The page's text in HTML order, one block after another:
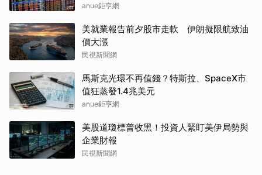
anue鉅亨網
美就業報告前夕股市走軟 伊朗擬限航致油
價大漲
民視新聞網
馬斯克光環不再值錢？特斯拉、SpaceX市
值狂蒸發1.4兆美元
anue鉅亨網
美股道瓊標普收黑！投資人緊盯美伊局勢與
企業財報
民視新聞網